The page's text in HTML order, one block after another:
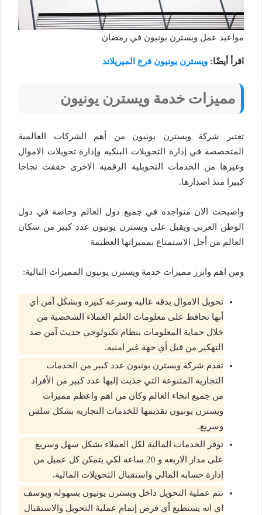
مواعيد عمل ويسترن يونيون في رمضان
اقرأ أيضًا: ويسترن يونيون فرع الميريلاند
مميزات خدمة ويسترن يونيون
تعتبر شركة ويسترن يونيون من أهم الشركات العالمية
المتخصصة في إدارة التحويلات البنكيه وإدارة تحويلات الاموال
وغيرها من الخدمات التحويلية الرقمية الاخرى حققت نجاحا
كبيرا منذ اصدارها.
واصبحت الان متواجده في جميع دول العالم وخاصة في دول
الوطن العربي ويقبل على ويسترن يونيون عدد كبير من سكان
العالم من أجل الاستمتاع بمميزاتها العظيمة
ومن اهم وابرز مميزات خدمة ويسترن يونيون المميزات التالية:
تحويل الاموال بدقه عاليه وسرعه كبيره وبشكل آمن أي
أنها تحافظ على معلومات العلم العملاء الشخصية من
خلال حماية المعلومات بنظام تكنولوجي حديث آمن ضد
التهكير من قبل أي جهة غير امنيه.
تقدم شركة ويسترن يونيون عدد كبير من الخدمات
التجارية المتنوعة التي جذبت إليها عدد كبير من الأفراد
من جميع انحاء العالم وكان من اهم واعظم مميزات
ويسترن يونيون تقديمها للخدمات التجاريه بشكل سلس
وسريع.
توفر الخدمات المالية لكل العملاء بشكل سهل وسريع
على مدار الاربعه و 20 ساعه لكي يتمكن كل عميل من
إدارة حسابه المالي واستقبال التحويلات المالية.
تتم عملية التحويل داخل ويسترن يونيون بسهوله ويوسف
اي انه يستطيع أي فرض إتمام عملية التحويل والاستقبال